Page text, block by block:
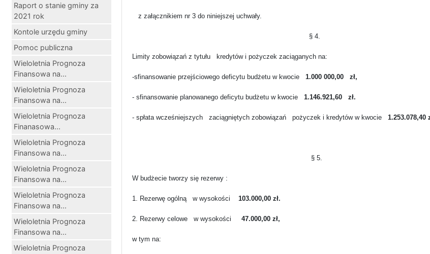
Raport o stanie gminy za
2021 rok
Kontole urzędu gminy
Pomoc publiczna
Wieloletnia Prognoza
Finansowa na...
Wieloletnia Prognoza
Finansowa na...
Wieloletnia Prognoza
Finanasowa...
Wieloletnia Prognoza
Finansowa na...
Wieloletnia Prognoza
Finansowa na...
Wieloletnia Prognoza
Finansowa na...
Wieloletnia Prognoza
Finansowa na...
Wieloletnia Prognoza
z załącznikiem nr 3 do niniejszej uchwały.
§ 4.
Limity zobowiązań z tytułu kredytów i pożyczek zaciąganych na:
-sfinansowanie przejściowego deficytu budżetu w kwocie 1.000 000,00 zł,
- sfinansowanie planowanego deficytu budżetu w kwocie 1.146.921,60 zł.
- spłata wcześniejszych zaciągniętych zobowiązań pożyczek i kredytów w kwocie 1.253.078,40
§ 5.
W budżecie tworzy się rezerwy :
1. Rezerwę ogólną w wysokości 103.000,00 zł.
2. Rezerwy celowe w wysokości 47.000,00 zł,
w tym na: